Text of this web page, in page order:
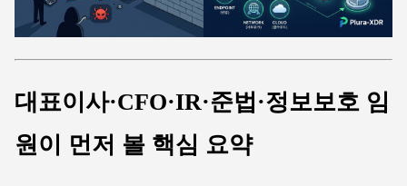
대표이사·CFO·IR·준법·정보보호 임
원이 먼저 볼 핵심 요약